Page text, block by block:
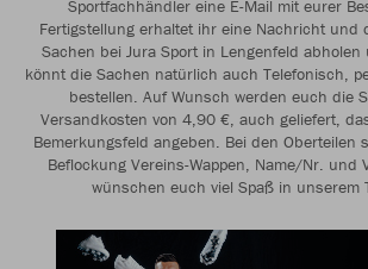
Sportfachhändler eine E-Mail mit eurer
Fertigstellung erhaltet ihr eine Nachricht und
Sachen bei Jura Sport in Lengenfeld
könnt die Sachen natürlich auch Telefonisch,
bestellen. Auf Wunsch werden euch die
Versandkosten von 4,90 €, auch geliefert,
Bemerkungsfeld angeben. Bei den Oberteilen
Beflockung Vereins-Wappen, Name/Nr. und
wünschen euch viel Spaß in unserem